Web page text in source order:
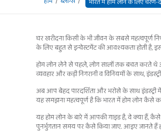
भारत में होम लोन के लिए चरण-
घर खरीदना किसी के भी जीवन के सबसे महत्वपूर्ण
के लिए बहुत से इन्वेस्टमेंट की आवश्यकता होती है,
होम लोन लेने से पहले, लोग सालों तक बचत करते
व्यवहार और कड़ी निगरानी व विनियमों के साथ,
अब आप बेहद पारदर्शिता और भरोसे के साथ
यह समझना महत्वपूर्ण है कि भारत में होम लोन कैसे
यह होम लोन के बारे में आपकी गाइड है, वे क्या हैं,
पुनर्भुगतान समय पर कैसे किया जाए. आइए जानते हैं